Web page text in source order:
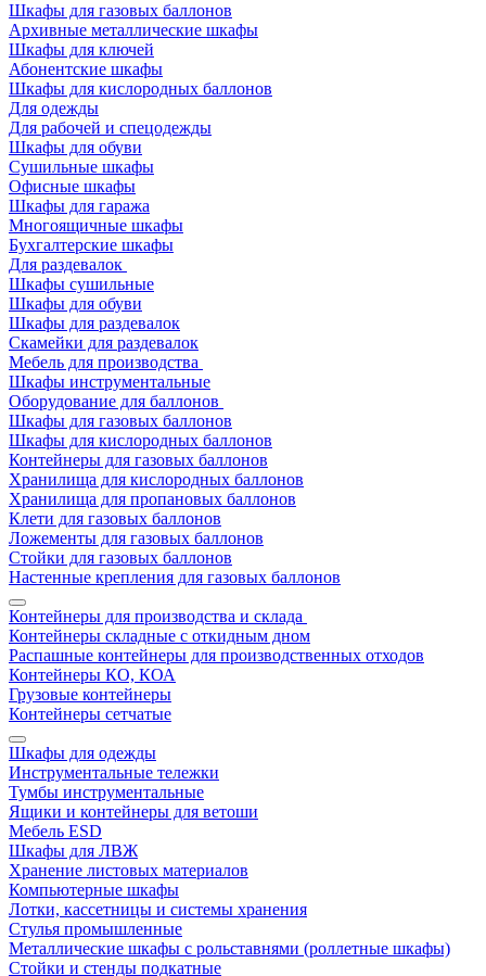
Шкафы для газовых баллонов
Архивные металлические шкафы
Шкафы для ключей
Абонентские шкафы
Шкафы для кислородных баллонов
Для одежды
Для рабочей и спецодежды
Шкафы для обуви
Сушильные шкафы
Офисные шкафы
Шкафы для гаража
Многоящичные шкафы
Бухгалтерские шкафы
Для раздевалок
Шкафы сушильные
Шкафы для обуви
Шкафы для раздевалок
Скамейки для раздевалок
Мебель для производства
Шкафы инструментальные
Оборудование для баллонов
Шкафы для газовых баллонов
Шкафы для кислородных баллонов
Контейнеры для газовых баллонов
Хранилища для кислородных баллонов
Хранилища для пропановых баллонов
Клети для газовых баллонов
Ложементы для газовых баллонов
Стойки для газовых баллонов
Настенные крепления для газовых баллонов
Контейнеры для производства и склада
Контейнеры складные с откидным дном
Распашные контейнеры для производственных отходов
Контейнеры КО, КОА
Грузовые контейнеры
Контейнеры сетчатые
Шкафы для одежды
Инструментальные тележки
Тумбы инструментальные
Ящики и контейнеры для ветоши
Мебель ESD
Шкафы для ЛВЖ
Хранение листовых материалов
Компьютерные шкафы
Лотки, кассетницы и системы хранения
Стулья промышленные
Металлические шкафы с рольставнями (роллетные шкафы)
Стойки и стенды подкатные